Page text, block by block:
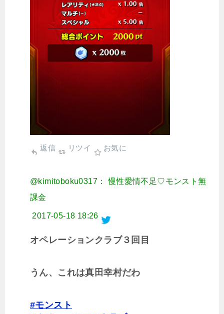
返信 リツイ お気に
@kimitoboku0317： 慢性愛情不足♡モンスト無
課金
2017-05-18 18:26
オペレーションクラブ３回目
うん、これは真田幸村だわ
#モンスト